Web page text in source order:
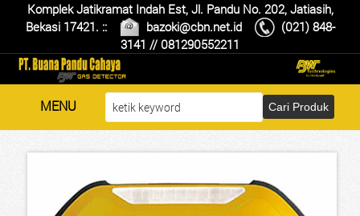
Komplek Jatikramat Indah Est, Jl. Pandu No. 202, Jatiasih,
Bekasi 17421. ::
bazoki@cbn.net.id
(021) 848-
3141 // 081290552211
MENU